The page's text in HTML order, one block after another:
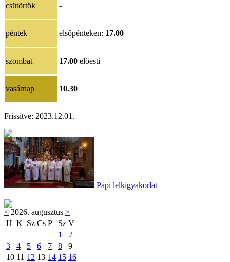
csütörtök -
péntek elsőpénteken: 17.00
szombat 17.00 előesti
vasárnap 10.30
Frissítve: 2023.12.01.
Papi lelkigyakorlat
< 2026. augusztus >
H K Sz Cs P Sz V
1
2
3
4 5 6 7 8
9
10 11 12 13 14 15 16